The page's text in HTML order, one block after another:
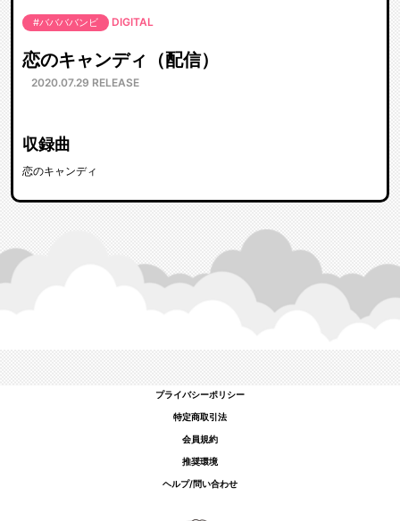
#ババババンビ DIGITAL
恋のキャンディ（配信）
2020.07.29 RELEASE
収録曲
恋のキャンディ
プライバシーポリシー
特定商取引法
会員規約
推奨環境
ヘルプ/問い合わせ